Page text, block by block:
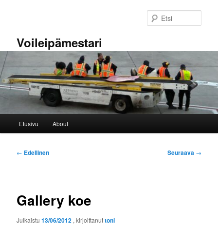
Voileipämestari
Etusivu About
Artikkelien
← Edellinen Seuraava →
Gallery koe
Julkaistu13/06/2012 , kirjoittanuttoni